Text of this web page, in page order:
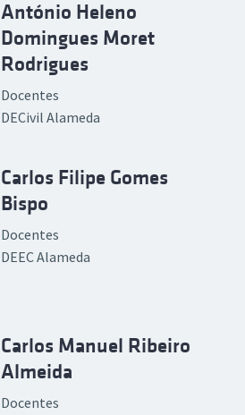
António Heleno
Domingues Moret
Rodrigues
Docentes
DECivil Alameda
Carlos Filipe Gomes
Bispo
Docentes
DEEC Alameda
Carlos Manuel Ribeiro
Almeida
Docentes